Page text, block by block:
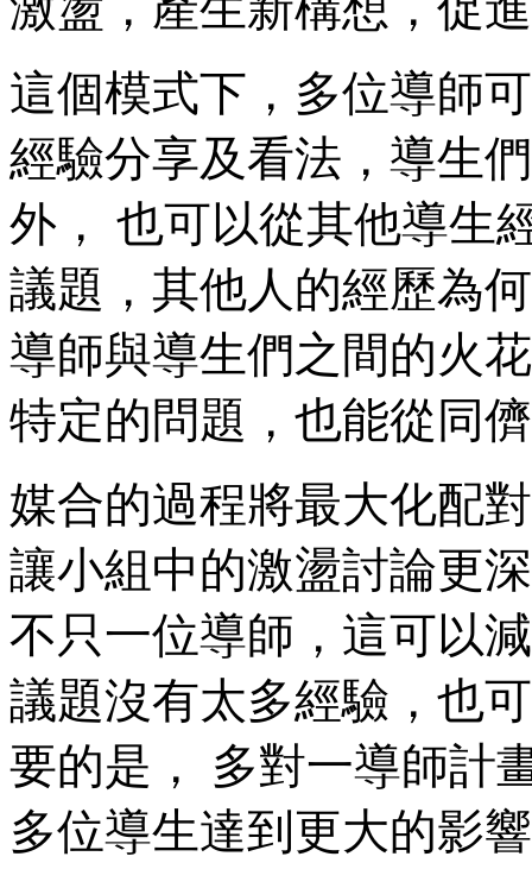
這個模式下，多位導師
經驗分享及看法，導生
外， 也可以從其他導生
議題，其他人的經歷為
導師與導生們之間的火
特定的問題，也能從同
媒合的過程將最大化配
讓小組中的激盪討論更
不只一位導師，這可以
議題沒有太多經驗，也
要的是， 多對一導師計
多位導生達到更大的影